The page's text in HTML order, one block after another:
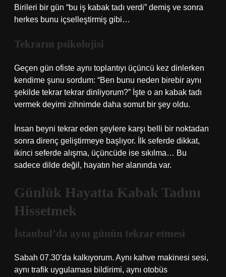
Birileri bir gün “bu iş kabak tadı verdi” demiş ve sonra
herkes bunu içselleştirmiş gibi…
Tekrarın psikolojisi
Geçen gün ofiste aynı toplantıyı üçüncü kez dinlerken
kendime şunu sordum: “Ben bunu neden birebir aynı
şekilde tekrar tekrar dinliyorum?” İşte o an kabak tadı
vermek deyimi zihnimde daha somut bir şey oldu.
İnsan beyni tekrar eden şeylere karşı belli bir noktadan
sonra direnç geliştirmeye başlıyor. İlk seferde dikkat,
ikinci seferde alışma, üçüncüde ise sıkılma… Bu
sadece dilde değil, hayatın her alanında var.
Günlük Hayatta Kabak Tadını
Hissetmek
İstanbul’da aynı günün tekrar etmesi
Sabah 07.30’da kalkıyorum. Aynı kahve makinesi sesi,
aynı trafik uygulaması bildirimi, aynı otobüs